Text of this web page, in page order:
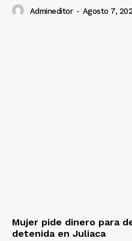
Admineditor - Agosto 7,
Mujer pide dinero para
detenida en Juliaca